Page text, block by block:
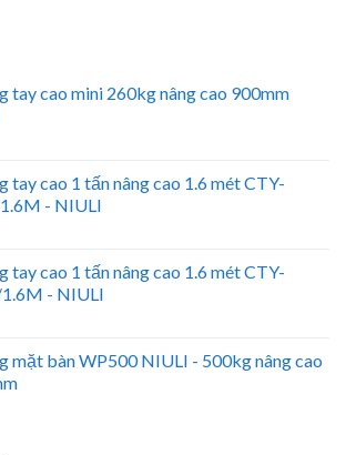
tay cao mini 260kg nâng cao 900mm
tay cao 1 tấn nâng cao 1.6 mét CTY-
- NIULI
tay cao 1 tấn nâng cao 1.6 mét CTY-
- NIULI
mặt bàn WP500 NIULI - 500kg nâng cao